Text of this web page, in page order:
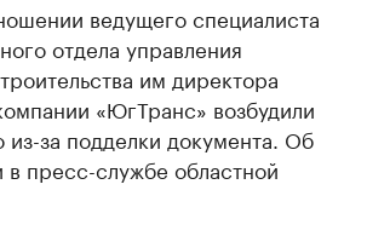
ведущего специалиста
отдела управления
им директора
«ЮгТранс» возбудили
из-за подделки документа. Об
пресс-службе областной